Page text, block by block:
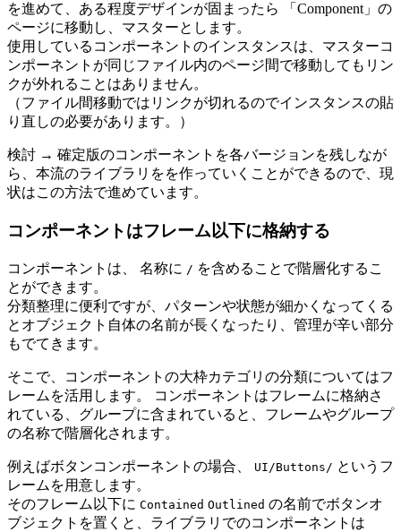
を進めて、ある程度デザインが固まったら 「Component」の
ページに移動し、マスターとします。
使用しているコンポーネントのインスタンスは、マスターコ
ンポーネントが同じファイル内のページ間で移動してもリン
クが外れることはありません。
（ファイル間移動ではリンクが切れるのでインスタンスの貼
り直しの必要があります。）
検討 → 確定版のコンポーネントを各バージョンを残しなが
ら、本流のライブラリをを作っていくことができるので、現
状はこの方法で進めています。
コンポーネントはフレーム以下に格納する
コンポーネントは、 名称に / を含めることで階層化するこ
とができます。
分類整理に便利ですが、パターンや状態が細かくなってくる
とオブジェクト自体の名前が長くなったり、管理が辛い部分
もでてきます。
そこで、コンポーネントの大枠カテゴリの分類についてはフ
レームを活用します。 コンポーネントはフレームに格納さ
れている、グループに含まれていると、フレームやグループ
の名称で階層化されます。
例えばボタンコンポーネントの場合、 UI/Buttons/ というフ
レームを用意します。
そのフレーム以下に Contained Outlined の名前でボタンオ
ブジェクトを置くと、ライブラリでのコンポーネントは